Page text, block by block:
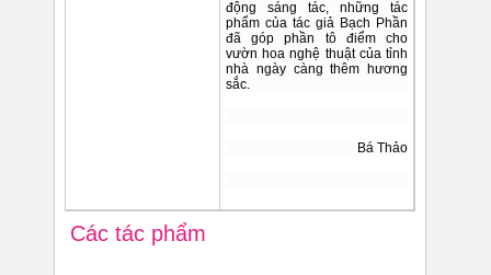
động sáng tác, những tác
phẩm của tác giả Bạch Phần
đã góp phần tô điểm cho
vườn hoa nghệ thuật của tỉnh
nhà ngày càng thêm hương
sắc.
Bá Thảo
Các tác phẩm